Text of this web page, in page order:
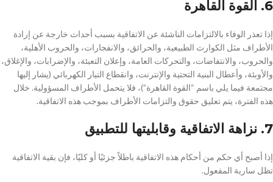
6. القوة القاهرة
إذا تعذر الوفاء بالالتزامات الناشئة عن الاتفاقية بسبب أحداث خارجة عن إرادة
الأطراف مثل الكوارث الطبيعية، والحرائق، والانفجارات، والحروب الأهلية،
والحروب، والانتفاضات، والتحركات العامة، وإعلان التعبئة، والإضرابات، والإغلاق،
والأوبئة، وأعطال البنية التحتية والإنترنت، وانقطاع التيار الكهربائي (يشار إليها
مجتمعة فيما يلي باسم “القوة القاهرة”)، فلا يتحمل الأطراف المسؤولية. خلال
هذه الفترة، يتم تعليق حقوق والتزامات الأطراف بموجب هذه الاتفاقية.
7. نزاهة الاتفاقية وقابليتها للتطبيق
إذا أصبح أي حكم من أحكام هذه الاتفاقية باطلاً جزئيًا أو كليًا، فإن بقية الاتفاقية
تظل سارية المفعول.